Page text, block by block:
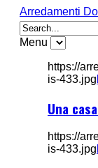
Arredamenti
Menu
https://
is-433.jpg
Una
https://
is-433.jpg